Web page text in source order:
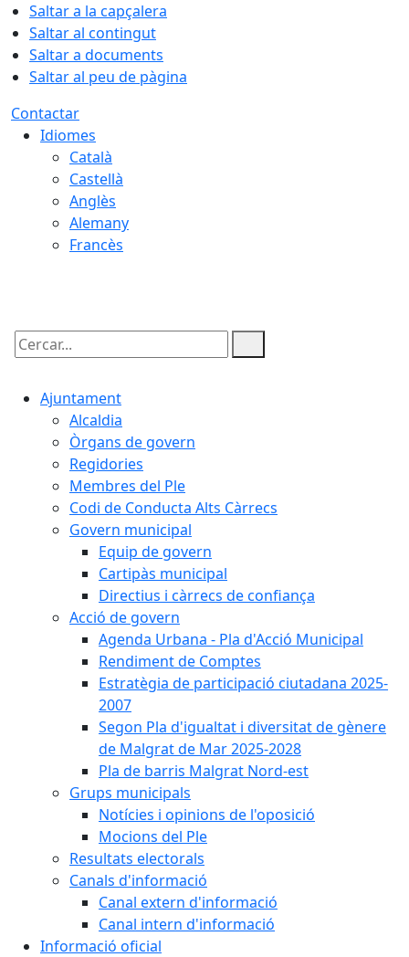
Saltar a la capçalera
Saltar al contingut
Saltar a documents
Saltar al peu de pàgina
Contactar
Idiomes
Català
Castellà
Anglès
Alemany
Francès
Cercar:
Ajuntament
Alcaldia
Òrgans de govern
Regidories
Membres del Ple
Codi de Conducta Alts Càrrecs
Govern municipal
Equip de govern
Cartipàs municipal
Directius i càrrecs de confiança
Acció de govern
Agenda Urbana - Pla d'Acció Municipal
Rendiment de Comptes
Estratègia de participació ciutadana 2025-
2007
Segon Pla d'igualtat i diversitat de gènere
de Malgrat de Mar 2025-2028
Pla de barris Malgrat Nord-est
Grups municipals
Notícies i opinions de l'oposició
Mocions del Ple
Resultats electorals
Canals d'informació
Canal extern d'informació
Canal intern d'informació
Informació oficial